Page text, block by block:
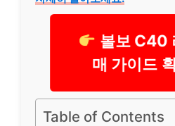
볼보 C40
매 가이드
Table of Contents